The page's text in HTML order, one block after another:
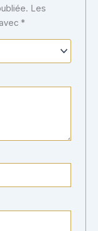
Les
*